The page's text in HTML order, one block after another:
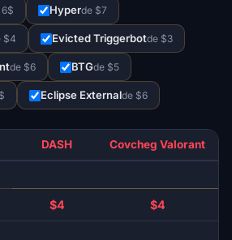
Hyperde $7
$4 Evicted Triggerbotde $3
de $6 BTGde $5
Eclipse Externalde $6
DASH Covcheg Valorant
$4 $4